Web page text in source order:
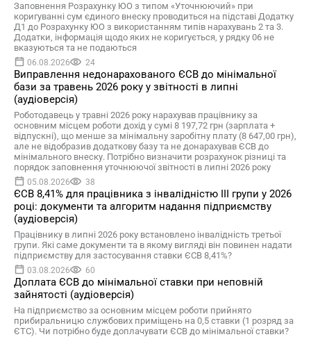
Заповнення Розрахунку ЮО з типом «Уточнюючий» при
коригуванні сум єдиного внеску проводиться на підставі Додатку
Д1 до Розрахунку ЮО з використанням типів нарахувань 2 та 3.
Додатки, інформація щодо яких не коригується, у рядку 06 не
вказуються та не подаються
06.08.2026 24
Виправлення недонарахованого ЄСВ до мінімальної
бази за травень 2026 року у звітності в липні
(аудіоверсія)
Роботодавець у травні 2026 року нарахував працівнику за
основним місцем роботи дохід у сумі 8 197,72 грн (зарплата +
відпускні), що менше за мінімальну заробітну плату (8 647,00 грн),
але не відобразив додаткову базу та не донарахував ЄСВ до
мінімального внеску. Потрібно визначити розрахунок різниці та
порядок заповнення уточнюючої звітності в липні 2026 року
05.08.2026 38
ЄСВ 8,41% для працівника з інвалідністю ІІІ групи у 2026
році: документи та алгоритм надання підприємству
(аудіоверсія)
Працівнику в липні 2026 року встановлено інвалідність третьої
групи. Які саме документи та в якому вигляді він повинен надати
підприємству для застосування ставки ЄСВ 8,41%?
03.08.2026 60
Доплата ЄСВ до мінімальної ставки при неповній
зайнятості (аудіоверсія)
На підприємство за основним місцем роботи прийнято
прибиральницю службових приміщень на 0,5 ставки (1 розряд за
ЄТС). Чи потрібно буде доплачувати ЄСВ до мінімальної ставки?